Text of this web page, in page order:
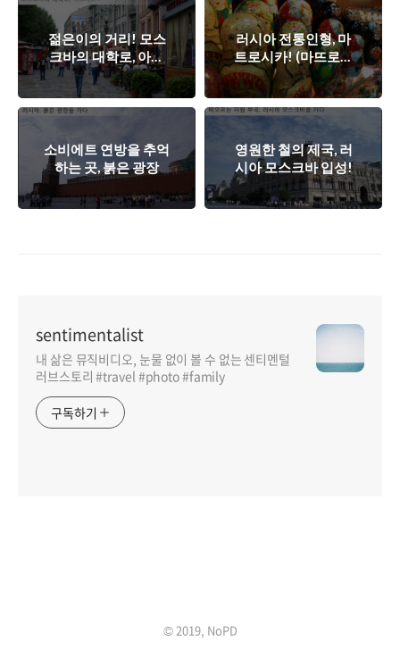
젊은이의 거리! 모스
크바의 대학로, 아르
바트 Part I
러시아 전통인형, 마
트로시카! (마뜨로쉬
까)
소비에트 연방을 추억
하는 곳, 붉은 광장
영원한 철의 제국, 러
시아 모스크바 입성!
sentimentalist
내 삶은 뮤직비디오, 눈물 없이 볼 수 없는 센티멘털
러브스토리 #travel #photo #family
구독하기
© 2019, NoPD